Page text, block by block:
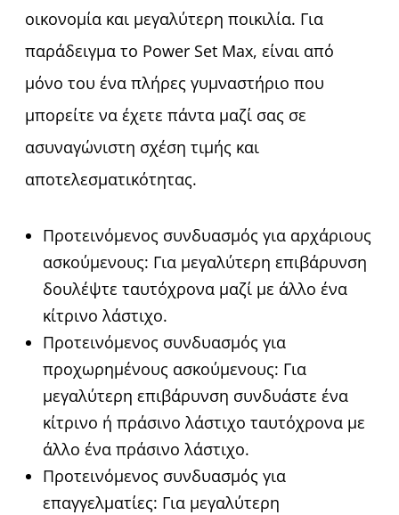
οικονομία και μεγαλύτερη ποικιλία. Για
παράδειγμα το Power Set Max, είναι από
μόνο του ένα πλήρες γυμναστήριο που
μπορείτε να έχετε πάντα μαζί σας σε
ασυναγώνιστη σχέση τιμής και
αποτελεσματικότητας.
Προτεινόμενος συνδυασμός για αρχάριους
ασκούμενους: Για μεγαλύτερη επιβάρυνση
δουλέψτε ταυτόχρονα μαζί με άλλο ένα
κίτρινο λάστιχο.
Προτεινόμενος συνδυασμός για
προχωρημένους ασκούμενους: Για
μεγαλύτερη επιβάρυνση συνδυάστε ένα
κίτρινο ή πράσινο λάστιχο ταυτόχρονα με
άλλο ένα πράσινο λάστιχο.
Προτεινόμενος συνδυασμός για
επαγγελματίες: Για μεγαλύτερη